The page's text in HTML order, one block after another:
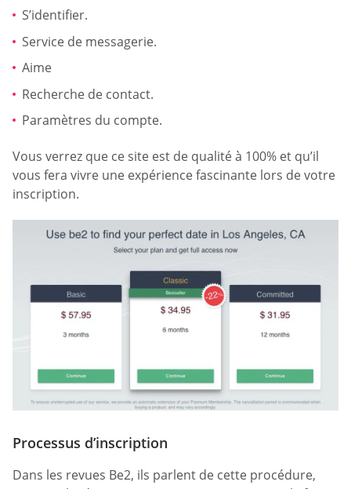
S’identifier.
Service de messagerie.
Aime
Recherche de contact.
Paramètres du compte.
Vous verrez que ce site est de qualité à 100% et qu’il
vous fera vivre une expérience fascinante lors de votre
inscription.
Processus d’inscription
Dans les revues Be2, ils parlent de cette procédure,